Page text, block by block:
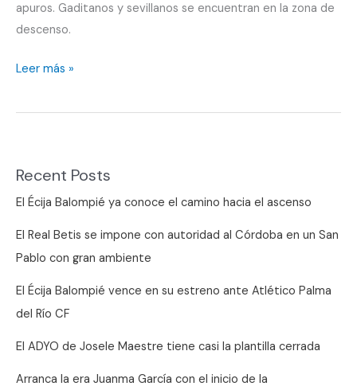
apuros. Gaditanos y sevillanos se encuentran en la zona de
descenso.
Ganar
tener
Leer más »
Recent Posts
El Écija Balompié ya conoce el camino hacia el ascenso
El Real Betis se impone con autoridad al Córdoba en un San
Pablo con gran ambiente
El Écija Balompié vence en su estreno ante Atlético Palma
del Río CF
El ADYO de Josele Maestre tiene casi la plantilla cerrada
Arranca la era Juanma García con el inicio de la